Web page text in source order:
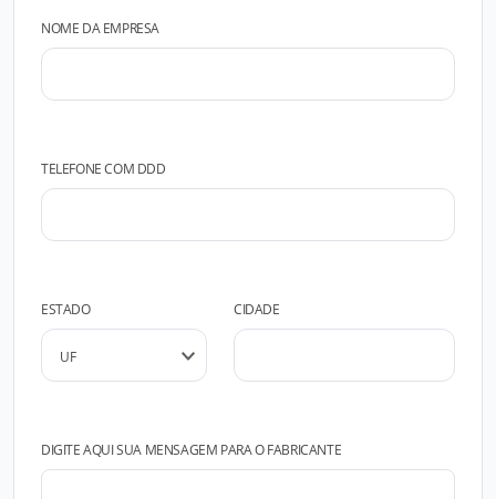
NOME DA EMPRESA
TELEFONE COM DDD
ESTADO CIDADE
DIGITE AQUI SUA MENSAGEM PARA O FABRICANTE